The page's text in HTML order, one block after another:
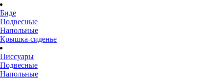
Биде
Подвесные
Напольные
Крышка-сиденье
Писсуары
Подвесные
Напольные